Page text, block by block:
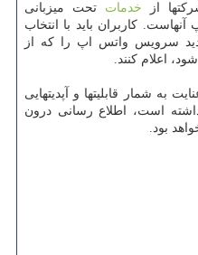
از خدمات تحت میزبانی
کاربران باید با انتخاب
سرویس واتس اپ را که از
به شمار قابلیتها و آپدیتهایی
است، اطلاع رسانی درون
بود.